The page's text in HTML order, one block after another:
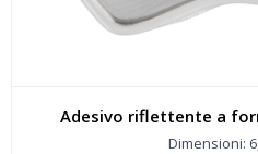
Adesivo riflettente a
Dimensioni: